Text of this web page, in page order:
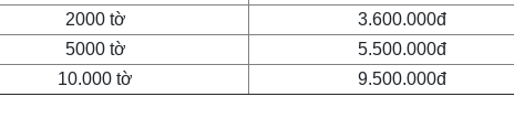
2000 tờ
3.600.000đ
5000 tờ
5.500.000đ
10.000 tờ
9.500.000đ